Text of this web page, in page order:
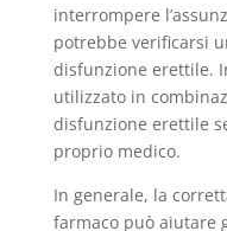
interrompere
potrebbe verificarsi
disfunzione erettile.
utilizzato in
disfunzione erettile
proprio medico.
In generale, la
farmaco può aiutare